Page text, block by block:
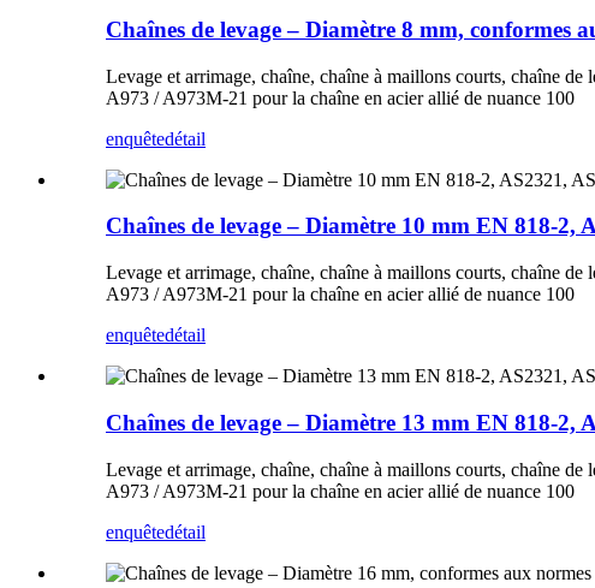
Chaînes de levage – Diamètre 8 mm, conformes
Levage et arrimage, chaîne, chaîne à maillons courts, chaîne
A973 / A973M-21 pour la chaîne en acier allié de nuance 100
enquêtedétail
Chaînes de levage – Diamètre 10 mm EN 818-
Levage et arrimage, chaîne, chaîne à maillons courts, chaîne
A973 / A973M-21 pour la chaîne en acier allié de nuance 100
enquêtedétail
Chaînes de levage – Diamètre 13 mm EN 818-
Levage et arrimage, chaîne, chaîne à maillons courts, chaîne
A973 / A973M-21 pour la chaîne en acier allié de nuance 100
enquêtedétail